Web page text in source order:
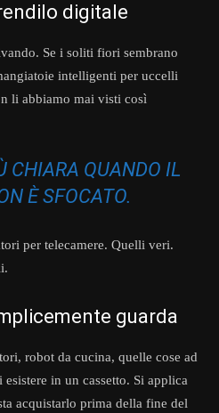
digitale
Se i soliti fiori sembrano
intelligenti per uccelli
li abbiamo mai visti così
CHIARA QUANDO IL
È SFOCATO.
per telecamere. Quelli veri.
guarda
robot da cucina, quelle cose ad
in un cassetto. Si applica
acquistarlo prima della fine del